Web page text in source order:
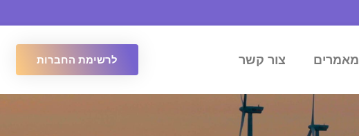
מאמרים צור קשר לרשימת החברות